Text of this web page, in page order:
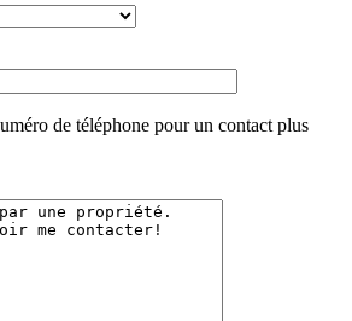
de téléphone pour un contact plus